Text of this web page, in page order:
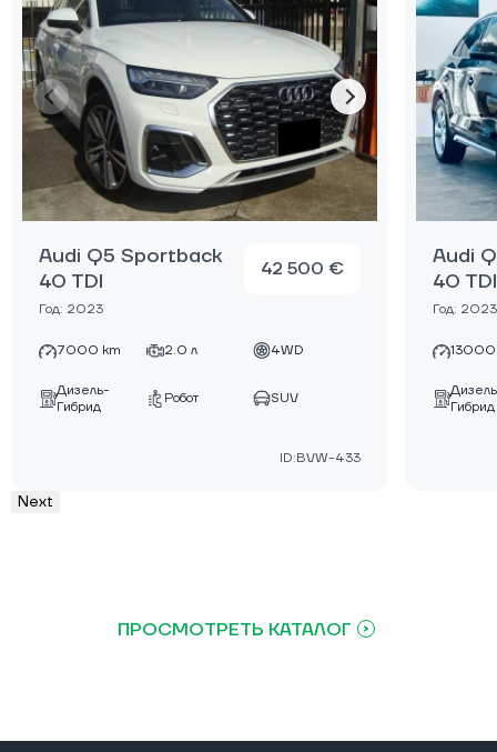
Audi Q5 Sportback
40 TDI
Год: 2023
42 500 €
7000 km 2.0 л 4WD
Дизель-
Гибрид
Робот SUV
ID:BVW-433
Audi
40 TDI
Год: 2023
13000
Гибрид
Next
ПРОСМОТРЕТЬ КАТАЛОГ